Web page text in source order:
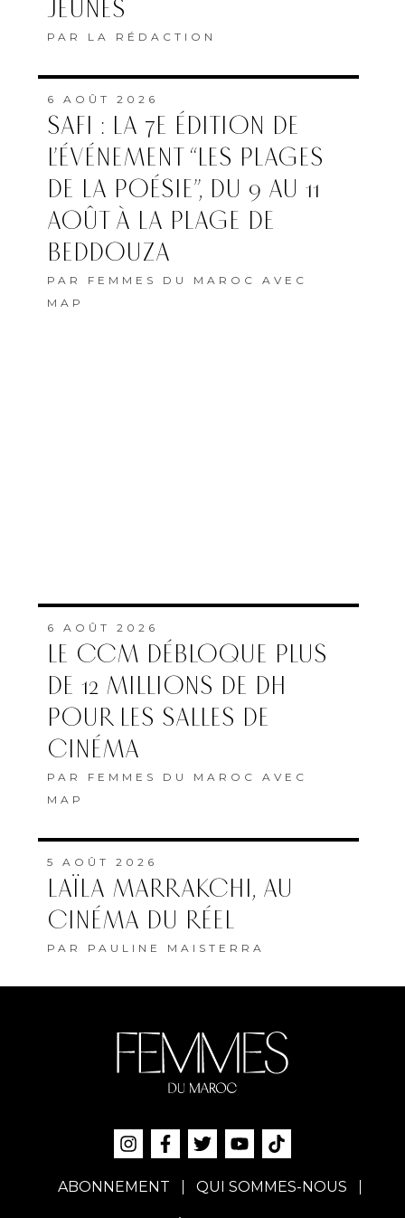
JEUNES
PAR LA RÉDACTION
6 AOÛT 2026
SAFI : LA 7E ÉDITION DE
L’ÉVÉNEMENT “LES PLAGES
DE LA POÉSIE”, DU 9 AU 11
AOÛT À LA PLAGE DE
BEDDOUZA
PAR FEMMES DU MAROC AVEC
MAP
6 AOÛT 2026
LE CCM DÉBLOQUE PLUS
DE 12 MILLIONS DE DH
POUR LES SALLES DE
CINÉMA
PAR FEMMES DU MAROC AVEC
MAP
5 AOÛT 2026
LAÏLA MARRAKCHI, AU
CINÉMA DU RÉEL
PAR PAULINE MAISTERRA
ABONNEMENT QUI SOMMES-NOUS